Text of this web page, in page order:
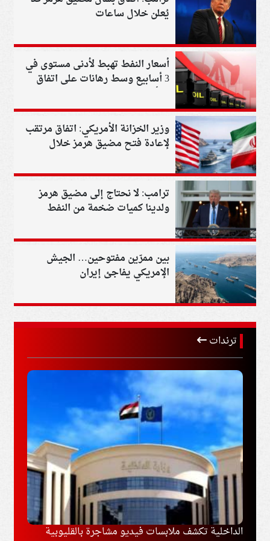
يُعلن خلال ساعات
أسعار النفط تهبط لأدنى مستوى في
3 أسابيع وسط رهانات على اتفاق
بشأن مضيق هرمز
وزير الخزانة الأمريكي: اتفاق مرتقب
لإعادة فتح مضيق هرمز خلال
ترامب: لا نحتاج إلى مضيق هرمز
ولدينا كميات ضخمة من النفط
بين ممرّين مفتوحين… الجيش
الإمريكي يفاجئ إيران
ترندات
الداخلية تكشف ملابسات فيديو مشاجرة بالقليوبية